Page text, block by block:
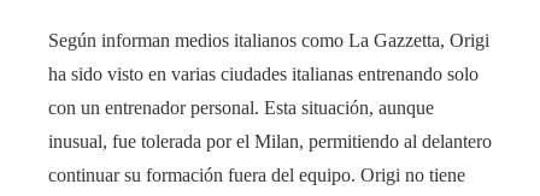
Según informan medios italianos como La Gazzetta, Origi
ha sido visto en varias ciudades italianas entrenando solo
con un entrenador personal. Esta situación, aunque
inusual, fue tolerada por el Milan, permitiendo al delantero
continuar su formación fuera del equipo. Origi no tiene